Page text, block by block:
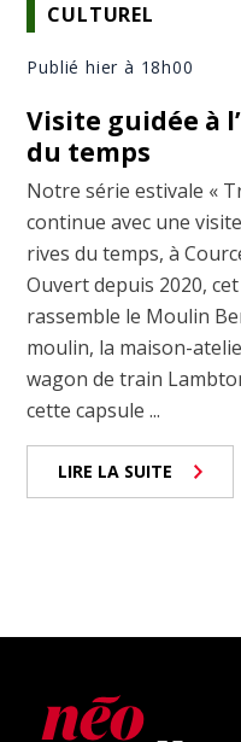
CULTUREL
Publié hier à 18h00
Visite guidée à
du temps
Notre série estivale «
continue avec une
rives du temps, à
Ouvert depuis 2020,
rassemble le Moulin
moulin, la maison-
wagon de train
cette capsule ...
LIRE LA SUITE